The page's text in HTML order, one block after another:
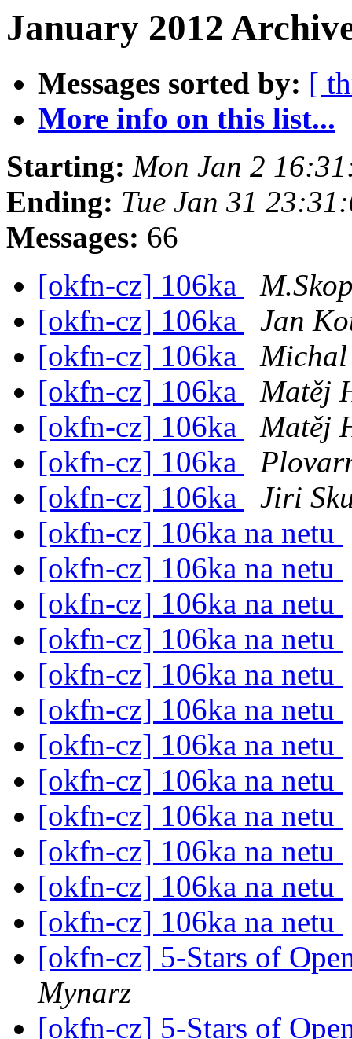
January 2012
Messages sorted by: [
More info on this list...
Starting: Mon Jan 2
Ending: Tue Jan 31
Messages: 66
[okfn-cz] 106ka
[okfn-cz] 106ka
Jan
[okfn-cz] 106ka
[okfn-cz] 106ka
Matěj
[okfn-cz] 106ka
Matěj
[okfn-cz] 106ka
[okfn-cz] 106ka
Jiri
[okfn-cz] 106ka na netu
[okfn-cz] 106ka na netu
[okfn-cz] 106ka na netu
[okfn-cz] 106ka na netu
[okfn-cz] 106ka na netu
[okfn-cz] 106ka na netu
[okfn-cz] 106ka na netu
[okfn-cz] 106ka na netu
[okfn-cz] 106ka na netu
[okfn-cz] 106ka na netu
[okfn-cz] 106ka na netu
[okfn-cz] 106ka na netu
[okfn-cz] 5-Stars of
Mynarz
[okfn-cz] 5-Stars of